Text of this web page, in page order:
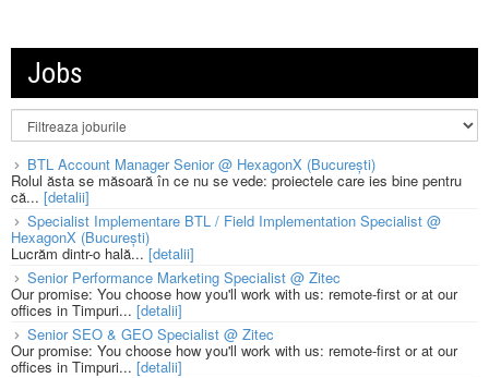
Jobs
BTL Account Manager Senior @ HexagonX (București)
Rolul ăsta se măsoară în ce nu se vede: proiectele care ies bine pentru
că... [detalii]
Specialist Implementare BTL / Field Implementation Specialist @
HexagonX (București)
Lucrăm dintr-o hală...[detalii]
Senior Performance Marketing Specialist @ Zitec
Our promise: You choose how you'll work with us: remote-first or at our
offices in Timpuri... [detalii]
Senior SEO & GEO Specialist @ Zitec
Our promise: You choose how you'll work with us: remote-first or at our
offices in Timpuri... [detalii]